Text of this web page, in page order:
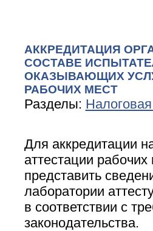
АККРЕДИТАЦИЯ
СОСТАВЕ
ОКАЗЫВАЮЩИХ
РАБОЧИХ МЕСТ
Разделы:
Для аккредитации
аттестации
представить
лаборатории
в соответствии с
законодательства.